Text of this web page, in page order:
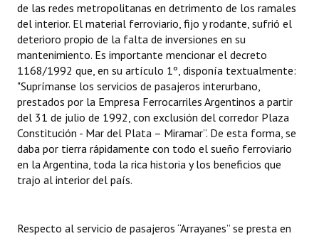
Noticias Destacadas
Registros y Distinciones
Datos Históricos
Premio al Mérito - Registro
Audiencias Públicas - Registro
Mujeres que Dejaron Huellas - Registro
de las redes metropolitanas en detrimento de los ramales
del interior. El material ferroviario, fijo y rodante, sufrió el
deterioro propio de la falta de inversiones en su
mantenimiento. Es importante mencionar el decreto
1168/1992 que, en su artículo 1º, disponía textualmente:
"Suprímanse los servicios de pasajeros interurbano,
prestados por la Empresa Ferrocarriles Argentinos a partir
del 31 de julio de 1992, con exclusión del corredor Plaza
Constitución - Mar del Plata – Miramar”. De esta forma, se
daba por tierra rápidamente con todo el sueño ferroviario
en la Argentina, toda la rica historia y los beneficios que
trajo al interior del país.
Respecto al servicio de pasajeros “Arrayanes” se presta en